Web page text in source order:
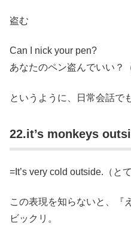
盗む
Can I nick your pen?
あなたのペン盗んでいい？
というように、日常会話で
22.it’s monkeys
=It’s very cold outside.（と
この表現を知らないと、『
ビックリ。